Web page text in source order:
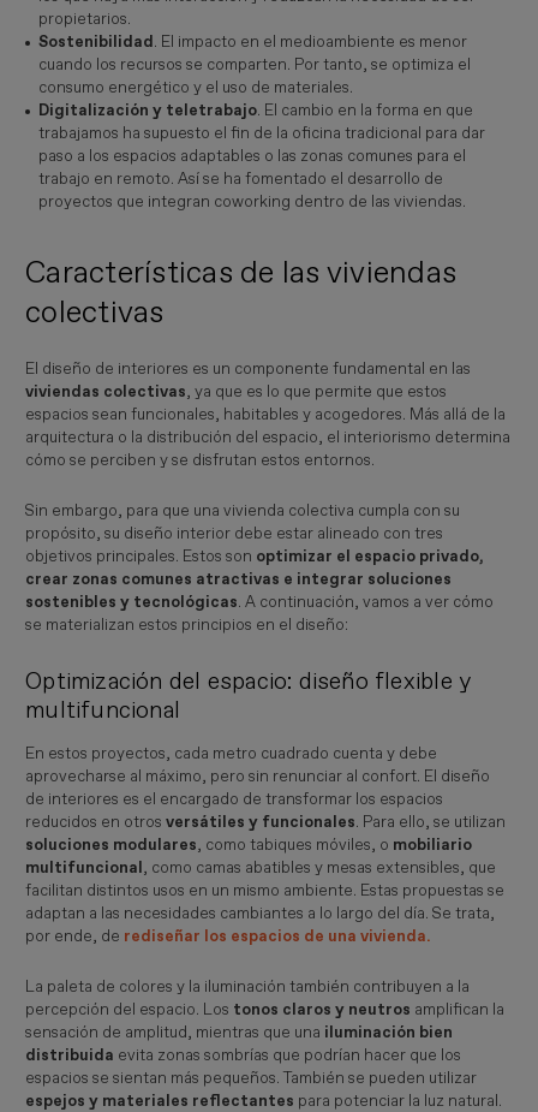
propietarios.
Sostenibilidad . El impacto en el medioambiente es menor
cuando los recursos se comparten. Por tanto, se optimiza el
consumo energético y el uso de materiales.
Digitalización y teletrabajo. El cambio en la forma en que
trabajamos ha supuesto el fin de la oficina tradicional para dar
paso a los espacios adaptables o las zonas comunes para el
trabajo en remoto. Así se ha fomentado el desarrollo de
proyectos que integran coworking dentro de las viviendas.
Características de las viviendas
colectivas
El diseño de interiores es un componente fundamental en las
viviendas colectivas, ya que es lo que permite que estos
espacios sean funcionales, habitables y acogedores. Más allá de la
arquitectura o la distribución del espacio, el interiorismo determina
cómo se perciben y se disfrutan estos entornos.
Sin embargo, para que una vivienda colectiva cumpla con su
propósito, su diseño interior debe estar alineado con tres
objetivos principales. Estos son optimizar el espacio privado,
crear zonas comunes atractivas e integrar soluciones
sostenibles y tecnológicas. A continuación, vamos a ver cómo
se materializan estos principios en el diseño:
Optimización del espacio: diseño flexible y
multifuncional
En estos proyectos, cada metro cuadrado cuenta y debe
aprovecharse al máximo, pero sin renunciar al confort. El diseño
de interiores es el encargado de transformar los espacios
reducidos en otrosversátiles y funcionales. Para ello, se utilizan
soluciones modulares, como tabiques móviles, o mobiliario
multifuncional , como camas abatibles y mesas extensibles, que
facilitan distintos usos en un mismo ambiente. Estas propuestas se
adaptan a las necesidades cambiantes a lo largo del día. Se trata,
por ende, de rediseñar los espacios de una vivienda.
La paleta de colores y la iluminación también contribuyen a la
percepción del espacio. Los tonos claros y neutros amplifican la
sensación de amplitud, mientras que una iluminación bien
distribuida evita zonas sombrías que podrían hacer que los
espacios se sientan más pequeños. También se pueden utilizar
espejos y materiales reflectantes para potenciar la luz natural.